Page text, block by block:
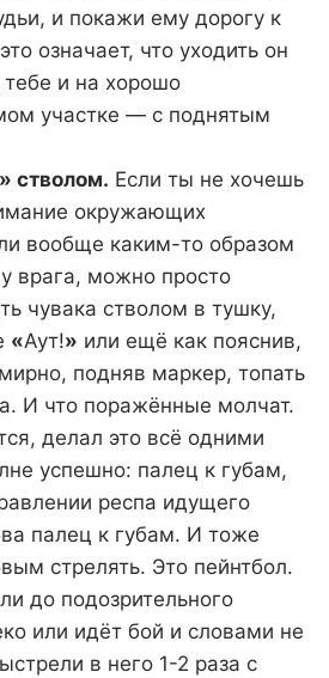
и покажи ему дорогу к
означает, что уходить он
тебе и на хорошо
участке — с поднятым
стволом. Если ты не хочешь
окружающих
вообще каким-то образом
врага, можно просто
чувака стволом в тушку,
«Аут!» или ещё как пояснив,
подняв маркер, топать
И что поражённые молчат.
делал это всё одними
успешно: палец к губам,
респа идущего
палец к губам. И тоже
стрелять. Это пейнтбол.
до подозрительного
или идёт бой и словами не
в него 1-2 раза с